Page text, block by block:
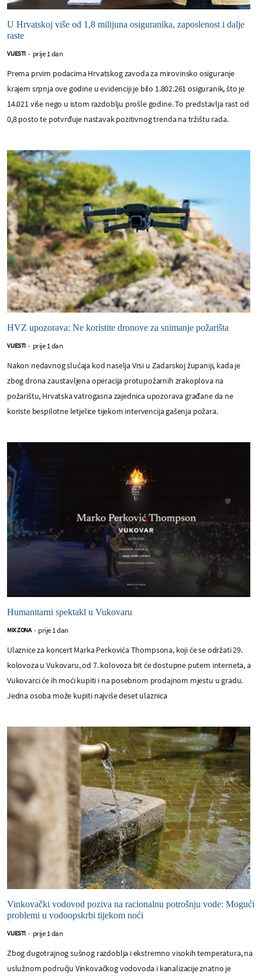
U Hrvatskoj više od 1,8 milijuna osiguranika, zaposlenost i dalje
raste
VIJESTI - prije 1 dan
Prema prvim podacima Hrvatskog zavoda za mirovinsko osiguranje
krajem srpnja ove godine u evidenciji je bilo 1.802.261 osiguranik, što je
14.021 više nego u istom razdoblju prošle godine. To predstavlja rast od
0,8 posto te potvrđuje nastavak pozitivnog trenda na tržištu rada.
HVZ upozorava: Ne koristite dronove za snimanje požarišta
VIJESTI - prije 1 dan
Nakon nedavnog slučaja kod naselja Vrsi u Zadarskoj županiji, kada je
zbog drona zaustavljena operacija protupožarnih zrakoplova na
požarištu, Hrvatska vatrogasna zajednica upozorava građane da ne
koriste bespilotne letjelice tijekom intervencija gašenja požara.
Humanitarni spektakl u Vukovaru
MIX ZONA - prije 1 dan
Ulaznice za koncert Marka Perkovića Thompsona, koji će se održati 29.
kolovoza u Vukovaru, od 7. kolovoza bit će dostupne putem interneta, a
Vukovarci će ih moći kupiti i na posebnom prodajnom mjestu u gradu.
Jedna osoba može kupiti najviše deset ulaznica
Vinkovački vodovod poziva na racionalnu potrošnju vode: Mogući
problemi u vodoopskrbi tijekom noći
VIJESTI - prije 1 dan
Zbog dugotrajnog sušnog razdoblja i ekstremno visokih temperatura, na
uslužnom području Vinkovačkog vodovoda i kanalizacije znatno je